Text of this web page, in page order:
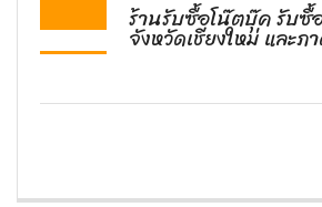
ร้านรับซื้อโน๊ตบุ๊ค รับซื้
จังหวัดเชียงใหม่ และภ